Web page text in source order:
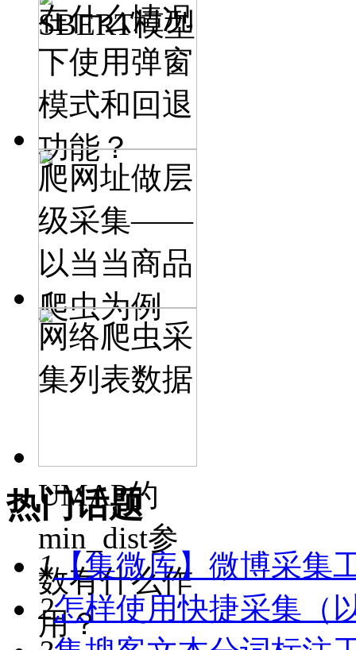
SBERT模型
在什么情况
下使用弹窗
模式和回退
功能？
爬网址做层
级采集——
以当当商品
爬虫为例
网络爬虫采
集列表数据
UMAP的
min_dist参
数有什么作
用？
热门话题
1【集微库】微博采集
2怎样使用快捷采集（